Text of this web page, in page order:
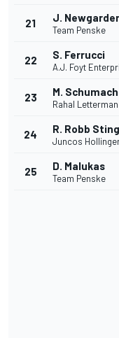
21 J.
Team Penske
22 S. Ferrucci
A.J. Foyt
23 M.
Rahal
24 R. Robb Sting
Juncos
25 D. Malukas
Team Penske